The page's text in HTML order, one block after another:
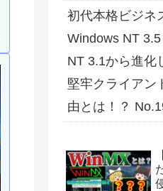
初代本格ビジネ
Windows NT
NT 3.1から進化
堅牢クライアン
由とは！？